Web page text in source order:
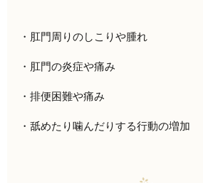
・肛門周りのしこりや腫れ
・肛門の炎症や痛み
・排便困難や痛み
・舐めたり噛んだりする行動の増加